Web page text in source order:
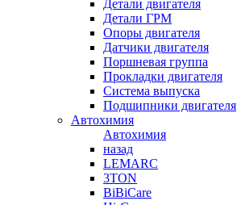
Детали двигателя
Детали ГРМ
Опоры двигателя
Датчики двигателя
Поршневая группа
Прокладки двигателя
Система выпуска
Подшипники двигателя
Автохимия
Автохимия
назад
LEMARC
3TON
BiBiCare